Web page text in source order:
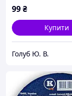
99₴
Купити
Голуб Ю. В.